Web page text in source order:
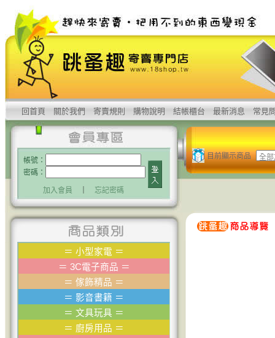
回首頁 關於我們 寄賣規則 購物說明 結帳櫃台 最新消息 常見
帳號：
密碼：
加入會員 忘記密碼
目前顯示商品
＝ 小型家電 ＝
＝ 3C電子商品 ＝
＝ 傢飾精品 ＝
＝ 影音書籍 ＝
＝ 文具玩具 ＝
＝ 廚房用品 ＝